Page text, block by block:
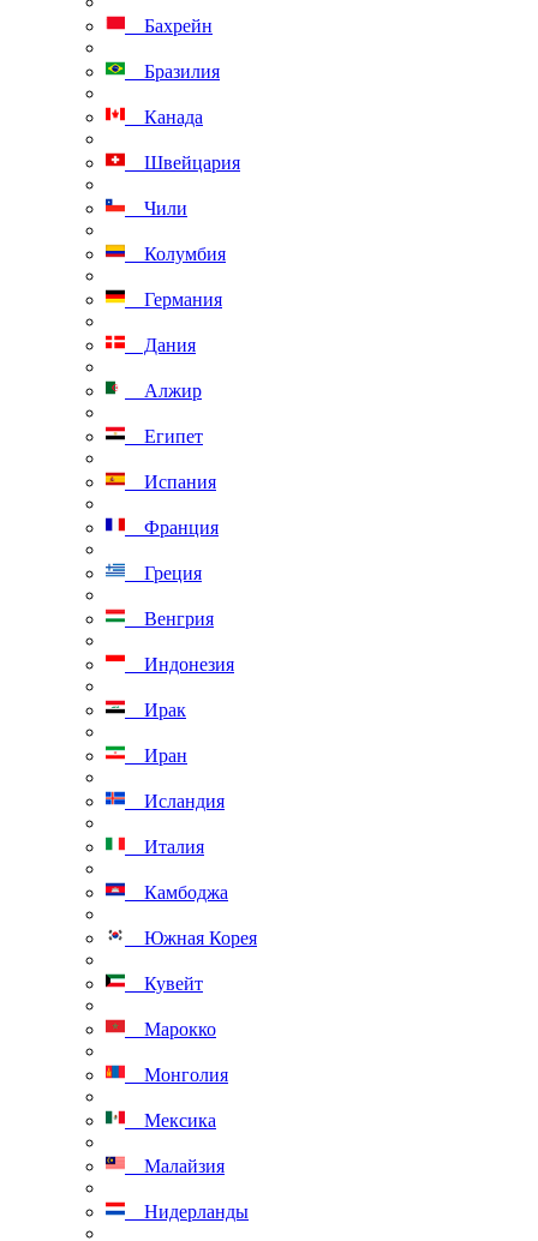
Бахрейн
Бразилия
Канада
Швейцария
Чили
Колумбия
Германия
Дания
Алжир
Египет
Испания
Франция
Греция
Венгрия
Индонезия
Ирак
Иран
Исландия
Италия
Камбоджа
Южная Корея
Кувейт
Марокко
Монголия
Мексика
Малайзия
Нидерланды